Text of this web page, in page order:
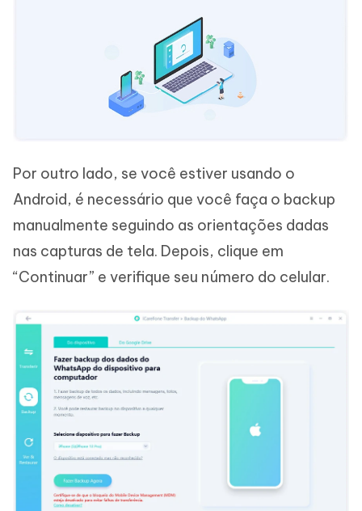
Por outro lado, se você estiver usando o
Android, é necessário que você faça o backup
manualmente seguindo as orientações dadas
nas capturas de tela. Depois, clique em
“Continuar” e verifique seu número do celular.